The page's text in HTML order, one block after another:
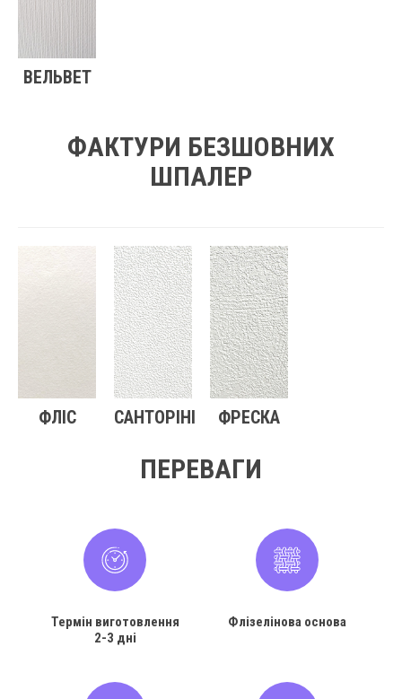
ВЕЛЬВЕТ
ФАКТУРИ БЕЗШОВНИХ
ШПАЛЕР
ФЛІС САНТОРІНІ ФРЕСКА
ПЕРЕВАГИ
Термін виготовлення
2-3 дні
Флізелінова основа